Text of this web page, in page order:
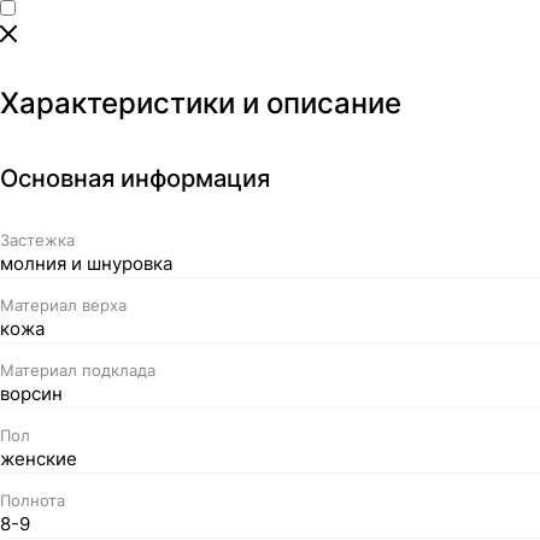
Характеристики и описание
Основная информация
Застежка
молния и шнуровка
Материал верха
кожа
Материал подклада
ворсин
Пол
женские
Полнота
8-9